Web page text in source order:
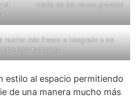
el
medio de los manos grandes
mucho más fresco e integrado a los
naturales
estilo al espacio permitiendo
de una manera mucho más